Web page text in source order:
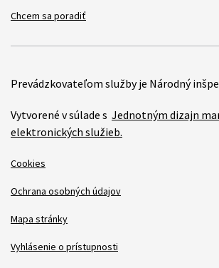
Chcem sa poradiť
Prevádzkovateľom služby je Národný
Vytvorené v súlade s Jednotným dizajn
elektronických služieb.
Cookies
Ochrana osobných údajov
Mapa stránky
Vyhlásenie o prístupnosti